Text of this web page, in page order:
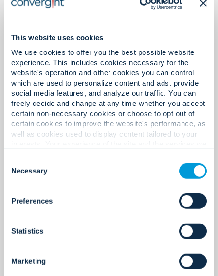
This website uses cookies
We use cookies to offer you the best possible website
experience. This includes cookies necessary for the
website's operation and other cookies you can control
which are used to personalize content and ads, provide
social media features, and analyze our traffic. You can
freely decide and change at any time whether you accept
certain non-necessary cookies or choose to opt out of
certain cookies to improve the website's performance, as
well as cookies used to display content tailored to your
cookies. Click "Show details" below for more information
about who we share your information with.
Selection
Necessary
Preferences
Statistics
Marketing
Kulttuurivaliokunnan hallituksen jäsen
toimitusjohtajana ja hänellä on yli 30 vuoden
markkinoinnista. Vuodesta 2007 lähtien Nark on
puheenjohtajana ja hallituksen jäsenenä. Nark oli